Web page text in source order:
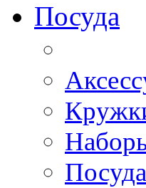
Посуда